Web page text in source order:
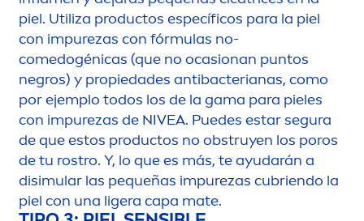
piel. Utiliza productos específicos para la piel
con impurezas con fórmulas no-
comedogénicas (que no ocasionan puntos
negros) y propiedades antibacterianas, como
por ejemplo todos los de la gama para pieles
con impurezas de NIVEA. Puedes estar segura
de que estos productos no obstruyen los poros
de tu rostro. Y, lo que es más, te ayudarán a
disimular las pequeñas impurezas cubriendo la
piel con una ligera capa mate.